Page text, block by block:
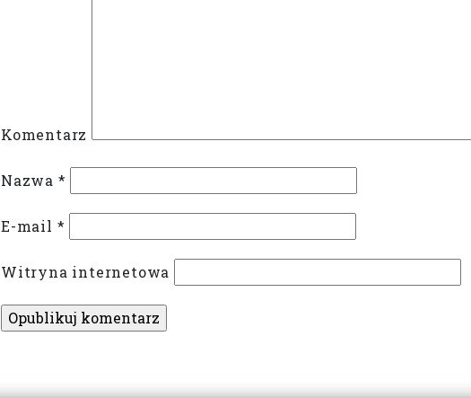
Komentarz
Nazwa *
E-mail *
Witryna internetowa